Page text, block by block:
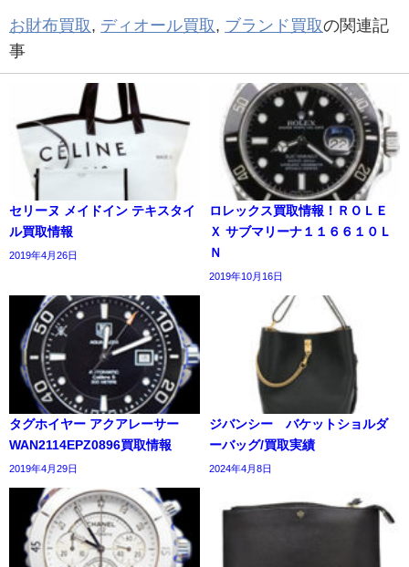
お財布買取, ディオール買取, ブランド買取の関連記
事
セリーヌ メイドイン テキスタイ
ル買取情報
2019年4月26日
ロレックス買取情報！ＲＯＬＥ
Ｘ サブマリーナ１１６６１０Ｌ
Ｎ
2019年10月16日
タグホイヤー アクアレーサー
WAN2114EPZ0896買取情報
2019年4月29日
ジバンシー バケットショルダ
ーバッグ/買取実績
2024年4月8日